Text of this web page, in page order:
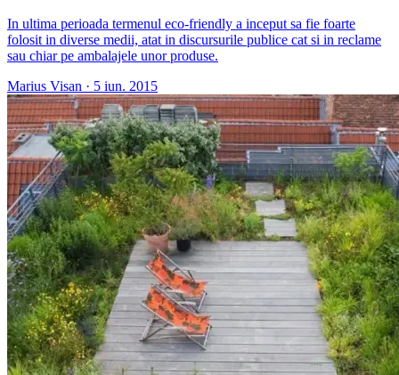
In ultima perioada termenul eco-friendly a inceput sa fie foarte
folosit in diverse medii, atat in discursurile publice cat si in reclame
sau chiar pe ambalajele unor produse.
Marius Visan · 5 iun. 2015